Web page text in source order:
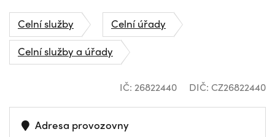
Celní služby
Celní úřady
Celní služby a úřady
IČ: 26822440 DIČ: CZ26822440
Adresa provozovny